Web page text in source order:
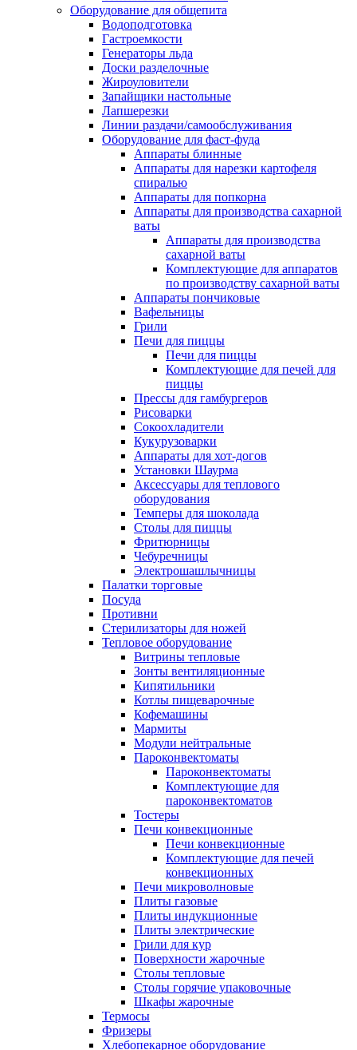
Оборудование для общепита
Водоподготовка
Гастроемкости
Генераторы льда
Доски разделочные
Жироуловители
Запайщики настольные
Лапшерезки
Линии раздачи/самообслуживания
Оборудование для фаст-фуда
Аппараты блинные
Аппараты для нарезки картофеля
спиралью
Аппараты для попкорна
Аппараты для производства сахарной
ваты
Аппараты для производства
сахарной ваты
Комплектующие для аппаратов
по производству сахарной ваты
Аппараты пончиковые
Вафельницы
Грили
Печи для пиццы
Печи для пиццы
Комплектующие для печей для
пиццы
Прессы для гамбургеров
Рисоварки
Сокоохладители
Кукурузоварки
Аппараты для хот-догов
Установки Шаурма
Аксессуары для теплового
оборудования
Темперы для шоколада
Столы для пиццы
Фритюрницы
Чебуречницы
Электрошашлычницы
Палатки торговые
Посуда
Противни
Стерилизаторы для ножей
Тепловое оборудование
Витрины тепловые
Зонты вентиляционные
Кипятильники
Котлы пищеварочные
Кофемашины
Мармиты
Модули нейтральные
Пароконвектоматы
Пароконвектоматы
Комплектующие для
пароконвектоматов
Тостеры
Печи конвекционные
Печи конвекционные
Комплектующие для печей
конвекционных
Печи микроволновые
Плиты газовые
Плиты индукционные
Плиты электрические
Грили для кур
Поверхности жарочные
Столы тепловые
Столы горячие упаковочные
Шкафы жарочные
Термосы
Фризеры
Хлебопекарное оборудование